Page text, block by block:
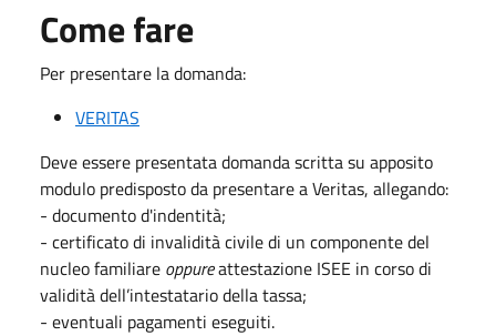
Come fare
Per presentare la domanda:
VERITAS
Deve essere presentata domanda scritta su apposito
modulo predisposto da presentare a Veritas, allegando:
- documento d'indentità;
- certificato di invalidità civile di un componente del
nucleo familiare oppureattestazione ISEE in corso di
validità dell’intestatario della tassa;
- eventuali pagamenti eseguiti.